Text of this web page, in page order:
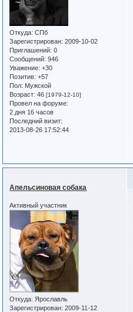
Откуда: СПб
Зарегистрирован: 2009-10-02
Приглашений: 0
Сообщений: 946
Уважение: +30
Позитив: +57
Пол: Мужской
Возраст: 46[1979-12-10]
Провел на форуме:
2 дня 16 часов
Последний визит:
2013-08-26 17:52:44
Апельсиновая собака
Активный участник
Откуда: Ярославль
Зарегистрирован: 2009-11-12